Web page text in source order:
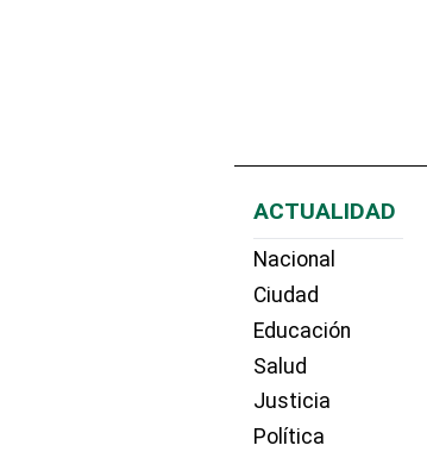
ACTUALIDAD
Nacional
Ciudad
Educación
Salud
Justicia
Política